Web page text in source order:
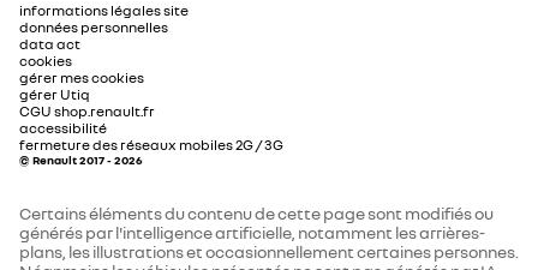
informations légales site
données personnelles
data act
cookies
gérer mes cookies
gérer Utiq
CGU shop.renault.fr
accessibilité
fermeture des réseaux mobiles 2G / 3G
© Renault 2017 - 2026
Certains éléments du contenu de cette page sont modifiés ou
générés par l'intelligence artificielle, notamment les arrières-
plans, les illustrations et occasionnellement certaines personnes.